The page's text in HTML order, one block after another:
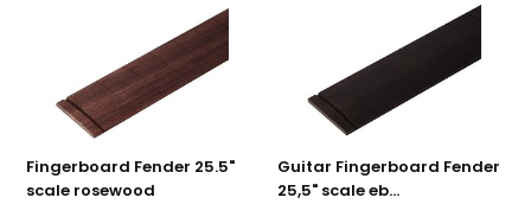
Fingerboard Fender 25.5"
scale rosewood
Guitar Fingerboard Fender
25,5" scale eb...